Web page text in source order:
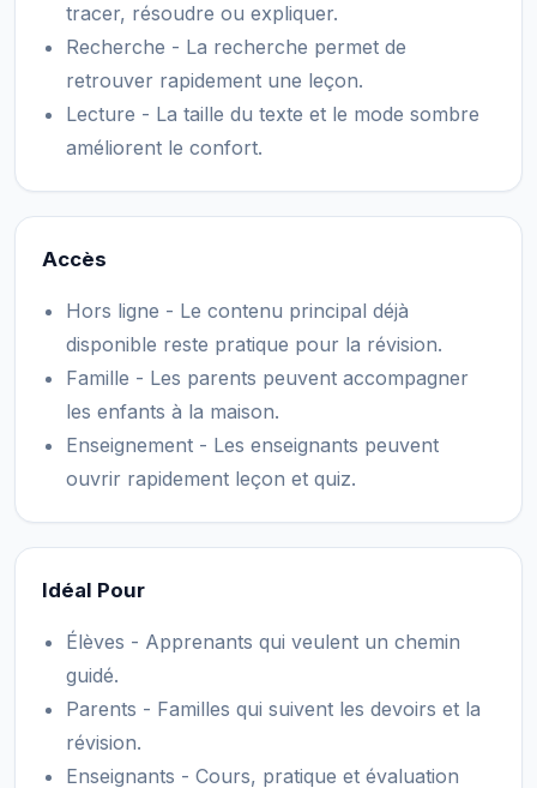
tracer, résoudre ou expliquer.
Recherche - La recherche permet de
retrouver rapidement une leçon.
Lecture - La taille du texte et le mode sombre
améliorent le confort.
Accès
Hors ligne - Le contenu principal déjà
disponible reste pratique pour la révision.
Famille - Les parents peuvent accompagner
les enfants à la maison.
Enseignement - Les enseignants peuvent
ouvrir rapidement leçon et quiz.
Idéal Pour
Élèves - Apprenants qui veulent un chemin
guidé.
Parents - Familles qui suivent les devoirs et la
révision.
Enseignants - Cours, pratique et évaluation